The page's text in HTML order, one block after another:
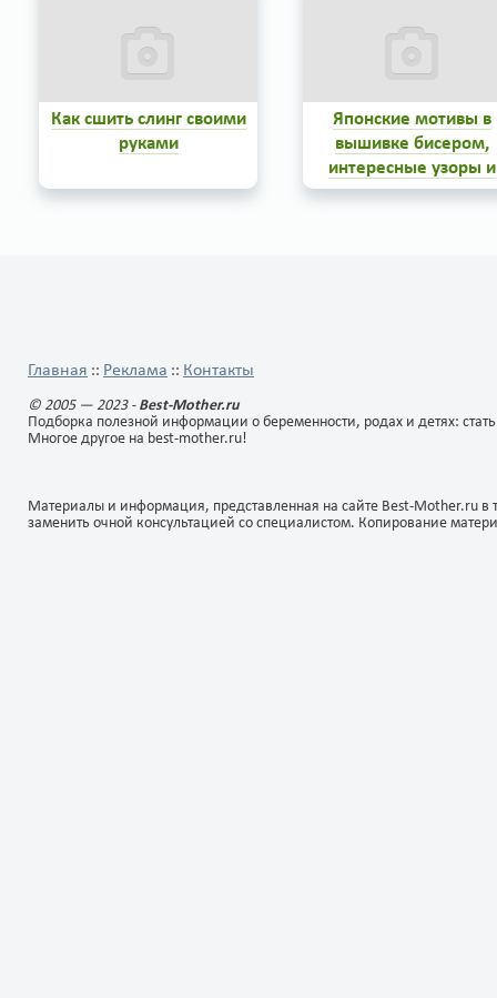
дыма на одежде и в квартире,
пахучесть обуви и животных.
Читать...
Как сшить слинг своими
руками
Японские мотивы в
вышивке бисером,
интересные узоры и
пошаговая
Главная :: Реклама :: Контакты
© 2005 — 2023 - Best-Mother.ru
Подборка полезной информации о беременности, родах и детях:
Многое другое на best-mother.ru!
Материалы и информация, представленная на сайте Best-Mother.ru
заменить очной консультацией со специалистом. Копирование